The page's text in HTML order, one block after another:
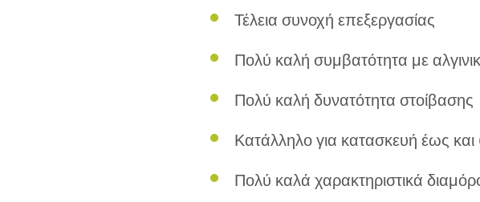
Τέλεια συνοχή επεξεργασίας
Πολύ καλή συμβατότητα με
Πολύ καλή δυνατότητα στοίβασης
Κατάλληλο για κατασκευή έως
Πολύ καλά χαρακτηριστικά